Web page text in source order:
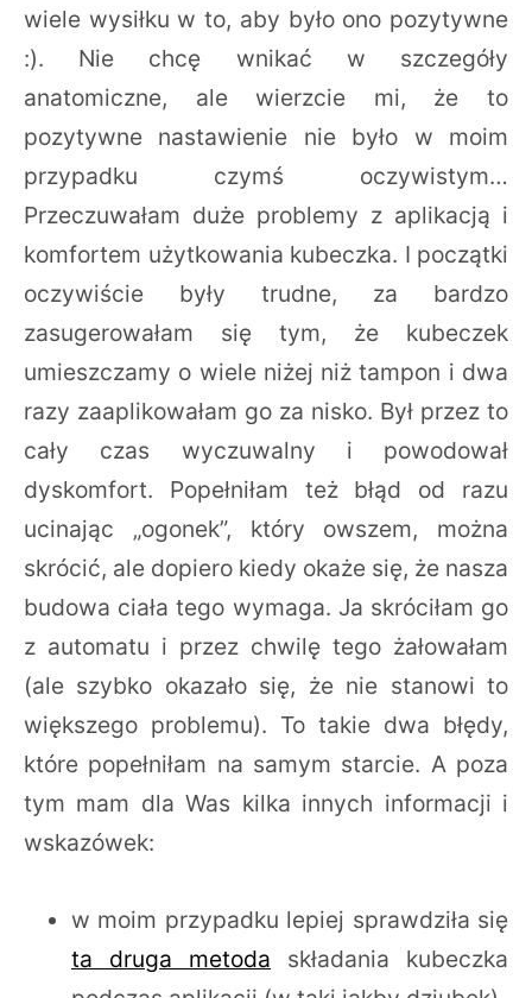
wiele wysiłku w to, aby było ono pozytywne
:). Nie chcę wnikać w szczegóły
anatomiczne, ale wierzcie mi, że to
pozytywne nastawienie nie było w moim
przypadku czymś oczywistym…
Przeczuwałam duże problemy z aplikacją i
komfortem użytkowania kubeczka. I początki
oczywiście były trudne, za bardzo
zasugerowałam się tym, że kubeczek
umieszczamy o wiele niżej niż tampon i dwa
razy zaaplikowałam go za nisko. Był przez to
cały czas wyczuwalny i powodował
dyskomfort. Popełniłam też błąd od razu
ucinając „ogonek”, który owszem, można
skrócić, ale dopiero kiedy okaże się, że nasza
budowa ciała tego wymaga. Ja skróciłam go
z automatu i przez chwilę tego żałowałam
(ale szybko okazało się, że nie stanowi to
większego problemu). To takie dwa błędy,
które popełniłam na samym starcie. A poza
tym mam dla Was kilka innych informacji i
wskazówek:
w moim przypadku lepiej sprawdziła się
ta druga metoda składania kubeczka